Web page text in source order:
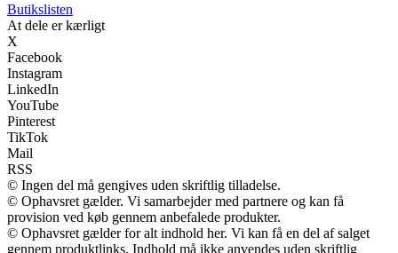
Butikslisten
At dele er kærligt
X
Facebook
Instagram
LinkedIn
YouTube
Pinterest
TikTok
Mail
RSS
© Ingen del må gengives uden skriftlig tilladelse.
© Ophavsret gælder. Vi samarbejder med partnere og kan få
provision ved køb gennem anbefalede produkter.
© Ophavsret gælder for alt indhold her. Vi kan få en del af salget
gennem produktlinks. Indhold må ikke anvendes uden skriftlig